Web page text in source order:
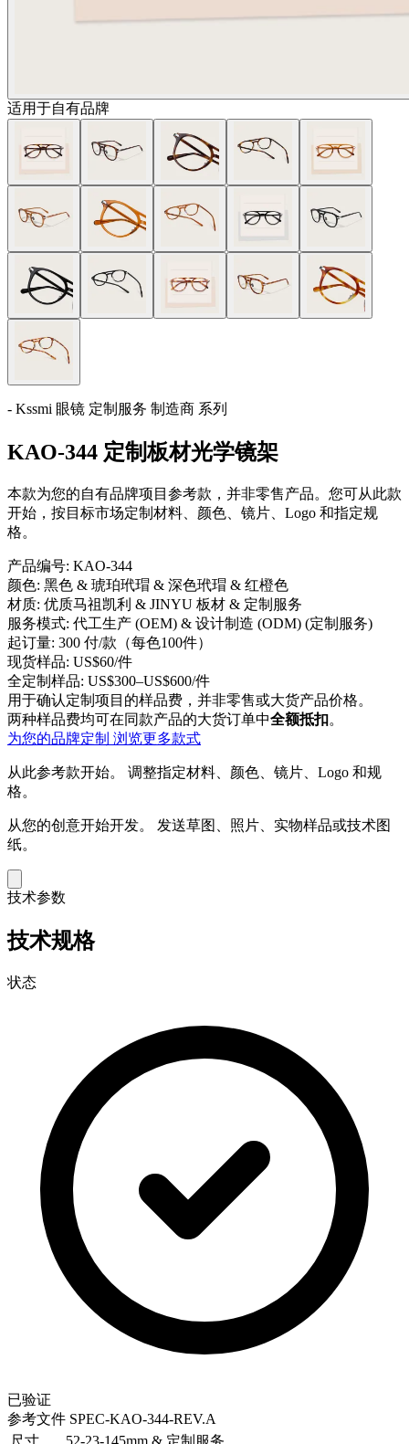
适用于自有品牌
- Kssmi 眼镜 定制服务 制造商 系列
KAO-344 定制板材光学镜架
本款为您的自有品牌项目参考款，并非零售产品。您可从此款
开始，按目标市场定制材料、颜色、镜片、Logo 和指定规
格。
产品编号: KAO-344
颜色: 黑色 & 琥珀玳瑁 & 深色玳瑁 & 红橙色
材质: 优质马祖凯利 & JINYU 板材 & 定制服务
服务模式: 代工生产 (OEM) & 设计制造 (ODM) (定制服务)
起订量: 300 付/款（每色100件）
现货样品: US$60/件
全定制样品: US$300–US$600/件
用于确认定制项目的样品费，并非零售或大货产品价格。
两种样品费均可在同款产品的大货订单中全额抵扣。
为您的品牌定制 浏览更多款式
从此参考款开始。 调整指定材料、颜色、镜片、Logo 和规
格。
从您的创意开始开发。 发送草图、照片、实物样品或技术图
纸。
技术参数
技术规格
状态
已验证
参考文件 SPEC-KAO-344-REV.A
尺寸
52-23-145mm & 定制服务